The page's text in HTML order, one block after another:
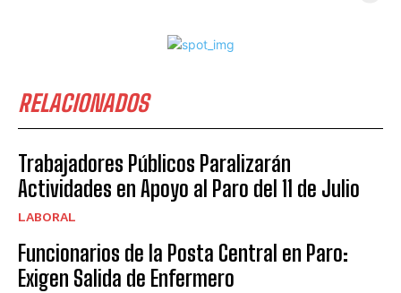
RELACIONADOS
Trabajadores Públicos Paralizarán
Actividades en Apoyo al Paro del 11 de Julio
LABORAL
Funcionarios de la Posta Central en Paro:
Exigen Salida de Enfermero